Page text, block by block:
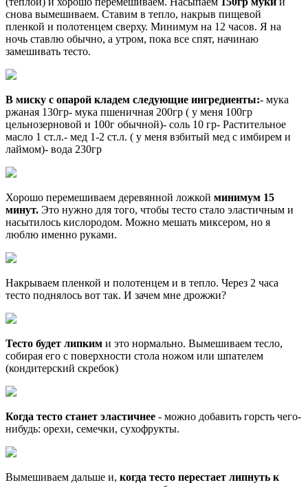
снова вымешиваем. Ставим в тепло, накрыв пищевой
пленкой и полотенцем сверху. Минимум на 12 часов. Я на
ночь ставлю обычно, а утром, пока все спят, начинаю
замешивать тесто.
В миску с опарой кладем следующие ингредиенты:- мука
ржаная 130гр- мука пшеничная 200гр ( у меня 100гр
цельнозерновой и 100г обычной)- соль 10 гр- Растительное
масло 1 ст.л.- мед 1-2 ст.л. ( у меня взбитый мед с имбирем и
лаймом)- вода 230гр
Хорошо перемешиваем деревянной ложкой минимум 15
минут. Это нужно для того, чтобы тесто стало эластичным и
насытилось кислородом. Можно мешать миксером, но я
люблю именно руками.
Накрываем пленкой и полотенцем и в тепло. Через 2 часа
тесто поднялось вот так. И зачем мне дрожжи?
Тесто будет липким и это нормально. Вымешиваем тесло,
собирая его с поверхности стола ножом или шпателем
(кондитерский скребок)
Когда тесто станет эластичнее - можно добавить горсть чего-
нибудь: орехи, семечки, сухофрукты.
Вымешиваем дальше и, когда тесто перестает липнуть к